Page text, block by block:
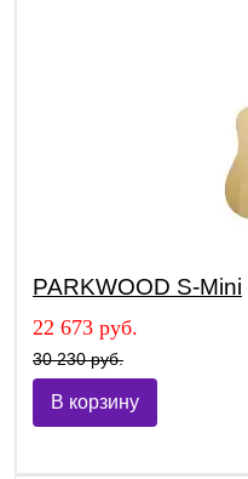
PARKWOOD S-Mini
22 673 руб.
30 230 руб.
В корзину